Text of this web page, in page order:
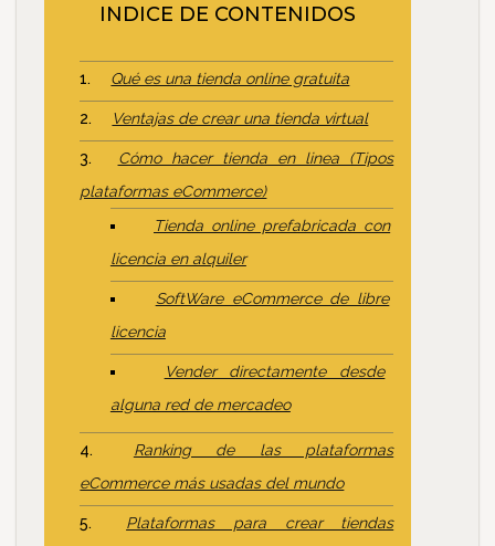
INDICE DE CONTENIDOS
Qué es una tienda online gratuita
Ventajas de crear una tienda virtual
Cómo hacer tienda en linea (Tipos
plataformas eCommerce)
Tienda online prefabricada con
licencia en alquiler
SoftWare eCommerce de libre
licencia
Vender directamente desde
alguna red de mercadeo
Ranking de las plataformas
eCommerce más usadas del mundo
Plataformas para crear tiendas